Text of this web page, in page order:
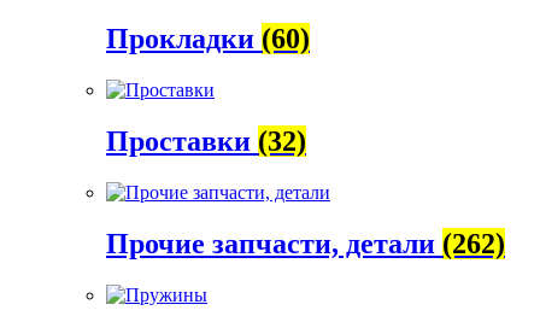
Прокладки (60)
Проставки (32)
Прочие запчасти, детали (262)